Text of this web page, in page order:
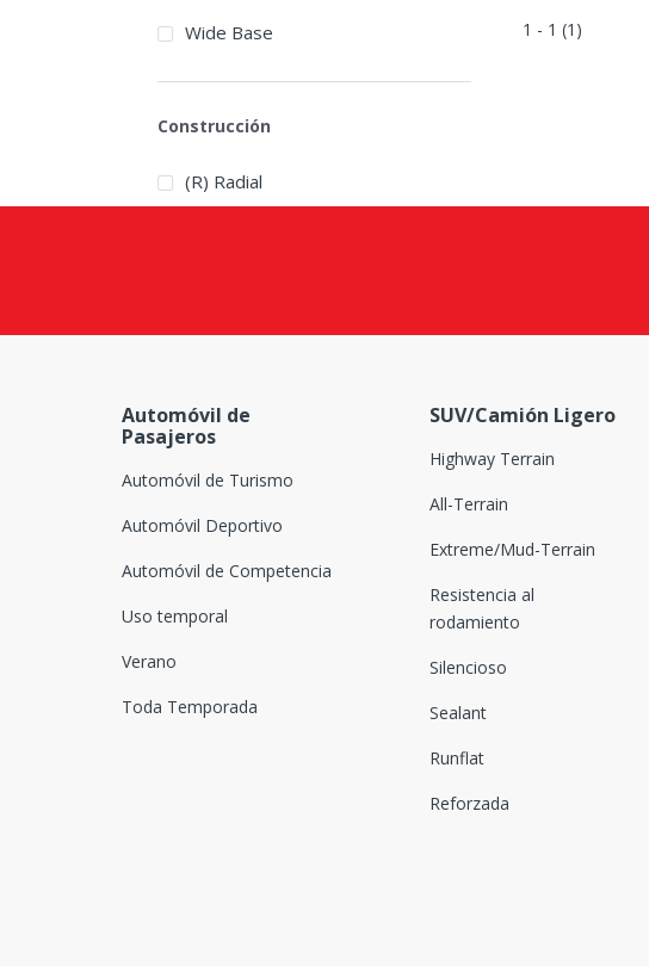
1 - 1 (1)
Wide Base
Construcción
(R) Radial
Automóvil de
Pasajeros
Automóvil de Turismo
Automóvil Deportivo
Automóvil de Competencia
Uso temporal
Verano
Toda Temporada
SUV/Camión Ligero
Highway Terrain
All-Terrain
Extreme/Mud-Terrain
Resistencia al
rodamiento
Silencioso
Sealant
Runflat
Reforzada